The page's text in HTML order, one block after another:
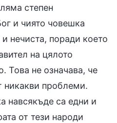
степен
и чиято човешка
нечиста, поради което
на цялото
Това не означава, че
никакви проблеми.
навсякъде са едни и
от тези народи